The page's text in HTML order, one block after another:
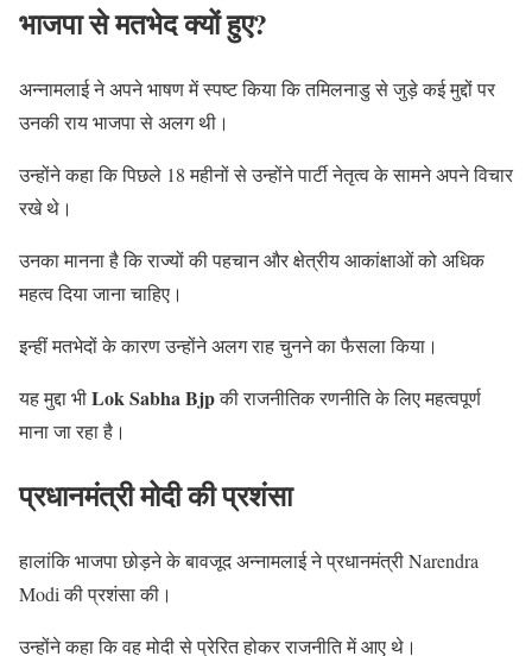
भाजपा से मतभेद क्यों हुए?
अन्नामलाई ने अपने भाषण में स्पष्ट किया कि तमिलनाडु से जुड़े कई मुद्दों पर
उनकी राय भाजपा से अलग थी।
उन्होंने कहा कि पिछले 18 महीनों से उन्होंने पार्टी नेतृत्व के सामने अपने विचार
रखे थे।
उनका मानना है कि राज्यों की पहचान और क्षेत्रीय आकांक्षाओं को अधिक
महत्व दिया जाना चाहिए।
इन्हीं मतभेदों के कारण उन्होंने अलग राह चुनने का फैसला किया।
यह मुद्दा भीLok Sabha Bjpकी राजनीतिक रणनीति के लिए महत्वपूर्ण
माना जा रहा है।
प्रधानमंत्री मोदी की प्रशंसा
हालांकि भाजपा छोड़ने के बावजूद अन्नामलाई ने प्रधानमंत्री Narendra
Modi की प्रशंसा की।
उन्होंने कहा कि वह मोदी से प्रेरित होकर राजनीति में आए थे।